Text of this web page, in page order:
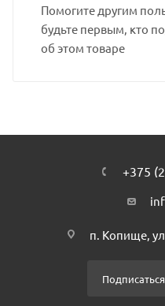
Помогите другим
будьте первым, кто
об этом товаре
+375
п. Копище,